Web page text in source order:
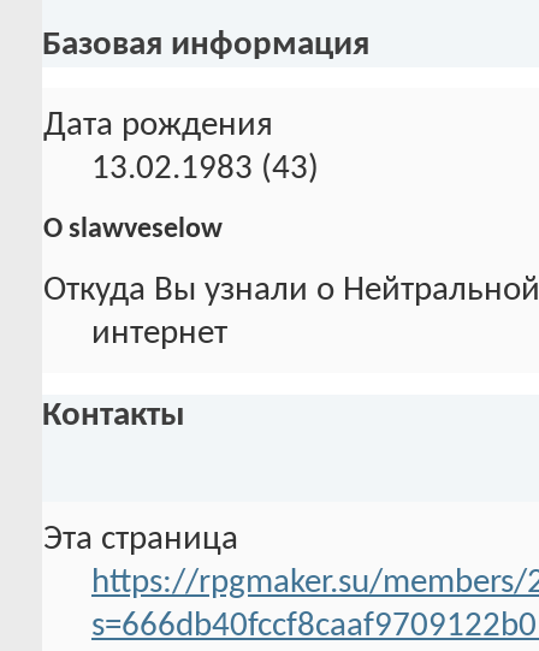
Базовая информация
Дата рождения
13.02.1983 (43)
О slawveselow
Откуда Вы узнали о
интернет
Контакты
Эта страница
https://rpgmaker.su/